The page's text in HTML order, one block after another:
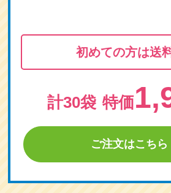
初めての方は送
計30袋 特価
ご注文はこちら